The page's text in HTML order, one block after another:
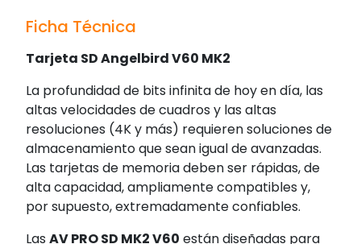
Ficha Técnica
Tarjeta SD Angelbird V60 MK2
La profundidad de bits infinita de hoy en día, las
altas velocidades de cuadros y las altas
resoluciones (4K y más) requieren soluciones de
almacenamiento que sean igual de avanzadas.
Las tarjetas de memoria deben ser rápidas, de
alta capacidad, ampliamente compatibles y,
por supuesto, extremadamente confiables.
Las AV PRO SD MK2 V60 están diseñadas para